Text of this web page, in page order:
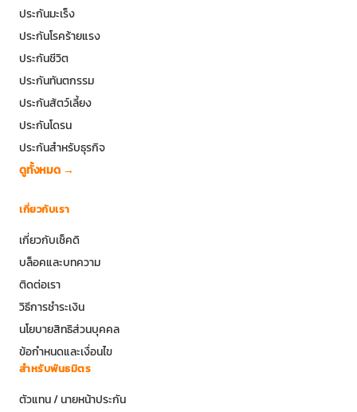
ประกันมะเร็ง
ประกันโรคร้ายแรง
ประกันชีวิต
ประกันทันตกรรม
ประกันสัตว์เลี้ยง
ประกันโดรน
ประกันสำหรับธุรกิจ
ดูทั้งหมด →
เกี่ยวกับเรา
เกี่ยวกับเช็คดิ
บล็อคและบทความ
ติดต่อเรา
วิธีการชำระเงิน
นโยบายสิทธิส่วนบุคคล
ข้อกำหนดและเงื่อนไข
สำหรับพันธมิตร
ตัวแทน / นายหน้าประกัน